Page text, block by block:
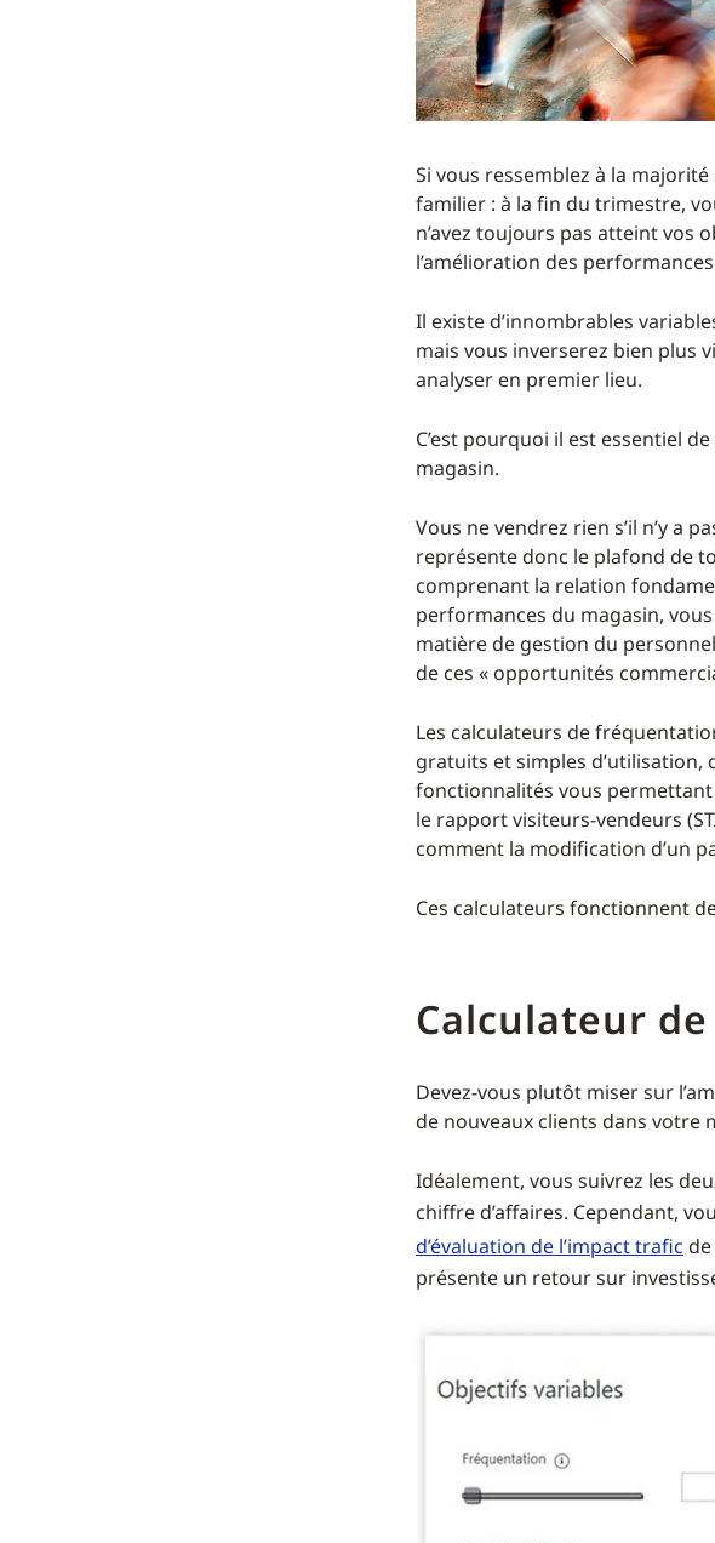
Si vous ressemblez à la
familier : à la fin du trimestre,
n’avez toujours pas atteint vos
l’amélioration des
Il existe d’innombrables
mais vous inverserez bien plus
analyser en premier lieu.
C’est pourquoi il est essentiel
magasin.
Vous ne vendrez rien s’il n’y a
représente donc le plafond de
comprenant la relation
performances du magasin,
matière de gestion du
de ces « opportunités
Les calculateurs de
gratuits et simples
fonctionnalités vous
le rapport visiteurs-vendeurs
comment la modification d’un
Ces calculateurs fonctionnent
Calculateur
Devez-vous plutôt miser sur
de nouveaux clients dans votre
Idéalement, vous suivrez les
chiffre d’affaires. Cependant,
d’évaluation de l’impact trafic
présente un retour sur